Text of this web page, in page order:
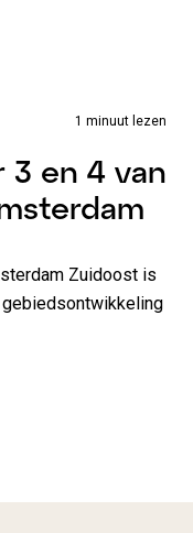
1 minuut lezen
en 4 van
Zuidoost is